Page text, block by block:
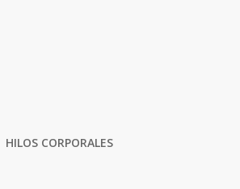
HILOS CORPORALES